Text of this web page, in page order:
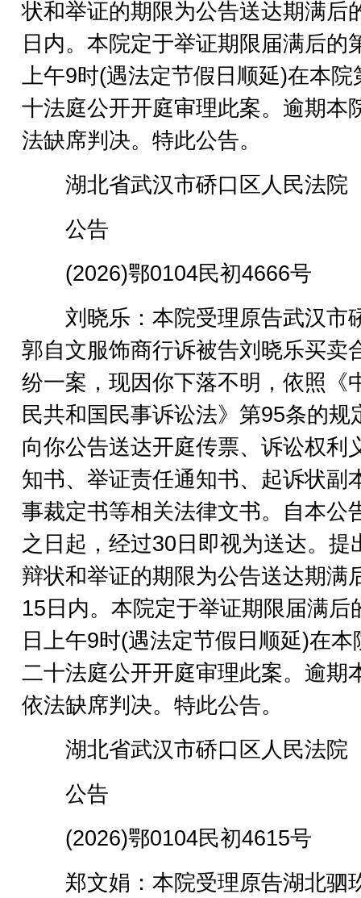
状和举证的期限为公告送达期满后
日内。本院定于举证期限届满后的
上午9时(遇法定节假日顺延)在本院
十法庭公开开庭审理此案。逾期本
法缺席判决。特此公告。
湖北省武汉市硚口区人民法院
公告
(2026)鄂0104民初4666号
刘晓乐：本院受理原告武汉市
郭自文服饰商行诉被告刘晓乐买卖
纷一案，现因你下落不明，依照《
民共和国民事诉讼法》第95条的规
向你公告送达开庭传票、诉讼权利
知书、举证责任通知书、起诉状副
事裁定书等相关法律文书。自本公
之日起，经过30日即视为送达。提
辩状和举证的期限为公告送达期满
15日内。本院定于举证期限届满后
日上午9时(遇法定节假日顺延)在本
二十法庭公开开庭审理此案。逾期
依法缺席判决。特此公告。
湖北省武汉市硚口区人民法院
公告
(2026)鄂0104民初4615号
郑文娟：本院受理原告湖北驷